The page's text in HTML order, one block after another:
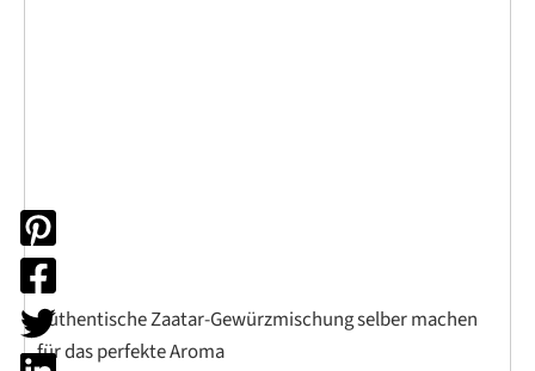
Authentische Zaatar-Gewürzmischung selber machen
für das perfekte Aroma